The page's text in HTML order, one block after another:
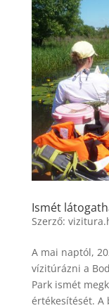
Ismét
Szerző:
A mai naptól,
vízitúrázni a
Park ismét
értékesítését. A